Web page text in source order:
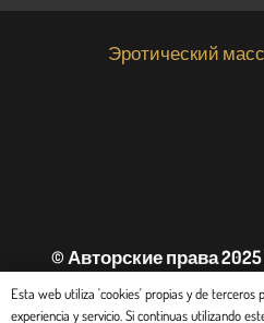
Эротический
© Авторские права 2025
использования
Esta web utiliza 'cookies' propias y de terceros
experiencia y servicio. Si continuas utilizando